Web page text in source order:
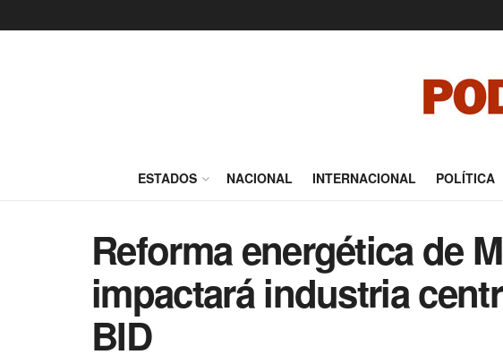
ESTADOS NACIONAL INTERNACIONAL POLÍTICA
Reforma energética de
impactará industria
BID